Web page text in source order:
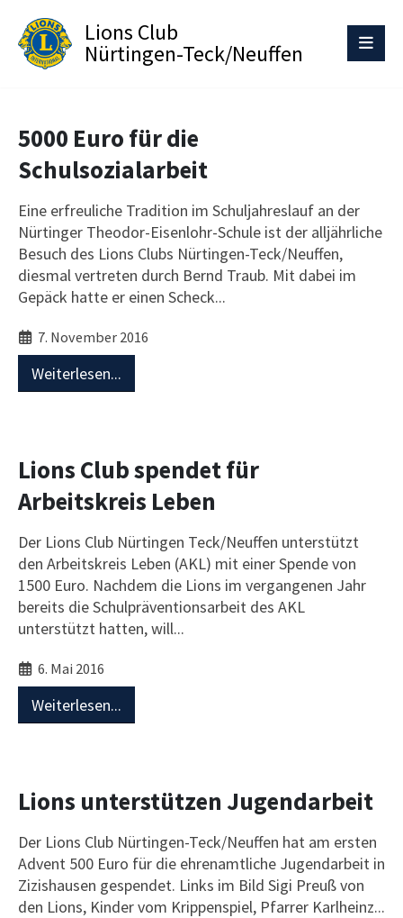
Lions Club
Nürtingen-Teck/Neuffen
5000 Euro für die
Schulsozialarbeit
Eine erfreuliche Tradition im Schuljahreslauf an der
Nürtinger Theodor-Eisenlohr-Schule ist der alljährliche
Besuch des Lions Clubs Nürtingen-Teck/Neuffen,
diesmal vertreten durch Bernd Traub. Mit dabei im
Gepäck hatte er einen Scheck...
7. November 2016
Weiterlesen...
Lions Club spendet für
Arbeitskreis Leben
Der Lions Club Nürtingen Teck/Neuffen unterstützt
den Arbeitskreis Leben (AKL) mit einer Spende von
1500 Euro. Nachdem die Lions im vergangenen Jahr
bereits die Schulpräventionsarbeit des AKL
unterstützt hatten, will...
6. Mai 2016
Weiterlesen...
Lions unterstützen Jugendarbeit
Der Lions Club Nürtingen-Teck/Neuffen hat am ersten
Advent 500 Euro für die ehrenamtliche Jugendarbeit in
Zizishausen gespendet. Links im Bild Sigi Preuß von
den Lions, Kinder vom Krippenspiel, Pfarrer Karlheinz...